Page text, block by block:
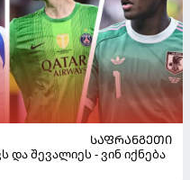
ᲡᲐᲤᲠᲐᲜᲒᲔᲗᲘ
და შევალიეს - ვინ იქნება